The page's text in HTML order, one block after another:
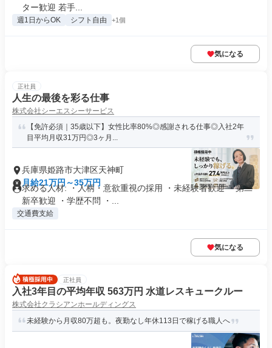
ター歓迎 若手...
週1日からOK シフト自由 +1個
気になる
正社員
人生の最後を彩る仕事
株式会社シーエスシーサービス
【免許必須｜35歳以下】女性比率80%◎感謝される仕事◎入社2年
目平均月収31万円◎3ヶ月...
兵庫県姫路市大津区天神町
月給21万円～35万円
求める人材: ・人柄・意欲重視の採用 ・未経験者歓迎 ・第二
新卒歓迎 ・学歴不問 ・...
交通費支給
気になる
正社員
入社3年目の平均年収 563万円 水道レスキュークルー
株式会社クラシアンホールディングス
未経験から月収80万超も。夜勤なし年休113日で稼げる職人へ